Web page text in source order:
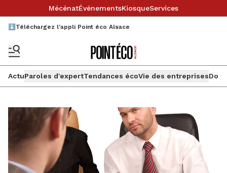
MécénatÉvénementsKiosqueServices
⬇️Téléchargez l'appli Point éco Alsace
ActuParoles d'expertTendances écoVie des entreprises